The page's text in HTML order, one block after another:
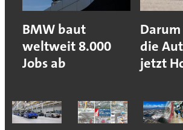
BMW baut
weltweit 8.000
Jobs ab
die
jetzt